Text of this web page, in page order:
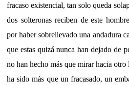
fracaso existencial, tan solo queda
dos solteronas reciben de este
por haber sobrellevado una andadura
que estas quizá nunca han dejado de
no han hecho más que mirar hacia
ha sido más que un fracasado, un